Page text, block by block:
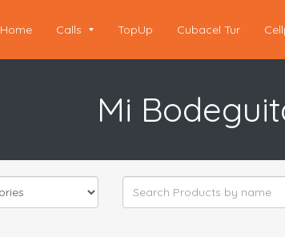
Home Calls TopUp Cubacel Tur
Mi